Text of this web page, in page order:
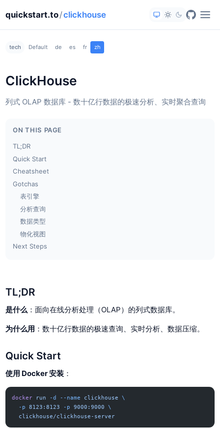
quickstart.to/clickhouse
tech Default de es fr zh
ClickHouse
列式 OLAP 数据库 - 数十亿行数据的极速分析、实时聚合查询
ON THIS PAGE
TL;DR
Quick Start
Cheatsheet
Gotchas
表引擎
分析查询
数据类型
物化视图
Next Steps
TL;DR
是什么 ：面向在线分析处理（OLAP）的列式数据库。
为什么用 ：数十亿行数据的极速查询、实时分析、数据压缩。
Quick Start
使用 Docker 安装 ：
docker run -d --name clickhouse
\
  -p
8123:8123 -p 9000:9000
\
  clickhouse/clickhouse-server